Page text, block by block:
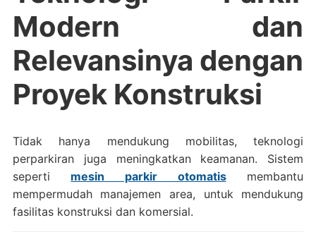
Modern dan
Relevansinya dengan
Proyek Konstruksi
Tidak hanya mendukung mobilitas, teknologi
perparkiran juga meningkatkan keamanan. Sistem
seperti mesin parkir otomatismembantu
mempermudah manajemen area, untuk mendukung
fasilitas konstruksi dan komersial.